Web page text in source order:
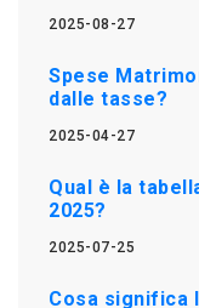
2025-08-27
Spese
dalle tasse?
2025-04-27
Qual è la
2025?
2025-07-25
Cosa significa